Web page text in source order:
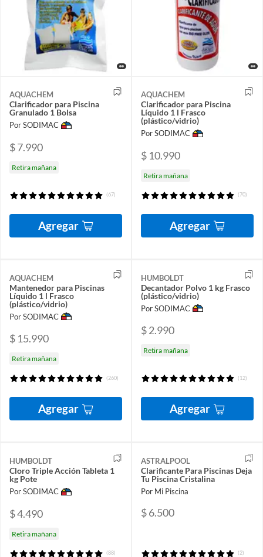
AQUACHEM
Clarificador para Piscina
Granulado 1 Bolsa
Por SODIMAC
$ 7.990
Retira mañana
(67)
Agregar
AQUACHEM
Clarificador para Piscina
Líquido 1 l Frasco
(plástico/vidrio)
Por SODIMAC
$ 10.990
Retira mañana
(70)
Agregar
AQUACHEM
Mantenedor para Piscinas
Líquido 1 l Frasco
(plástico/vidrio)
Por SODIMAC
$ 15.990
Retira mañana
(260)
Agregar
HUMBOLDT
Decantador Polvo 1 kg Frasco
(plástico/vidrio)
Por SODIMAC
$ 2.990
Retira mañana
(12)
Agregar
HUMBOLDT
Cloro Triple Acción Tableta 1
kg Pote
Por SODIMAC
$ 4.490
Retira mañana
(88)
ASTRALPOOL
Clarificante Para Piscinas Deja
Tu Piscina Cristalina
Por Mi Piscina
$ 6.500
(2)